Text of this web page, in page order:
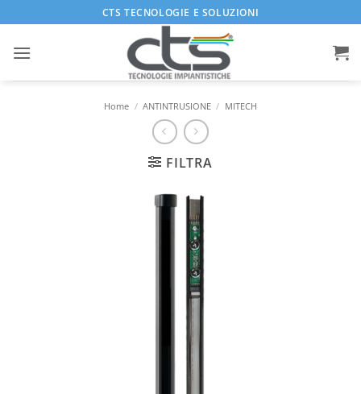
ai
contenuti
CTS TECNOLOGIE E SOLUZIONI
Home / ANTINTRUSIONE / MITECH
FILTRA